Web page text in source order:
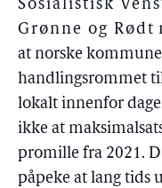
Sosialistisk
Grønne og Rødt
at norske
handlingsrommet
lokalt innenfor
ikke at
promille fra 2021.
påpeke at lang tids